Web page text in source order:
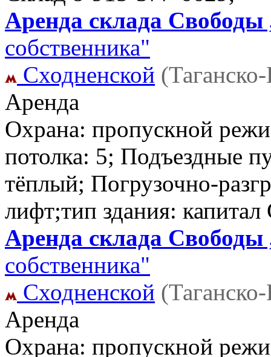
Аренда склада Свободы
собственника"
Сходненской
Аренда
Охрана: пропускной
потолка: 5; Подъездные
тёплый; Погрузочно-
лифт;тип здания:
Аренда склада Свободы
собственника"
Сходненской
Аренда
Охрана: пропускной